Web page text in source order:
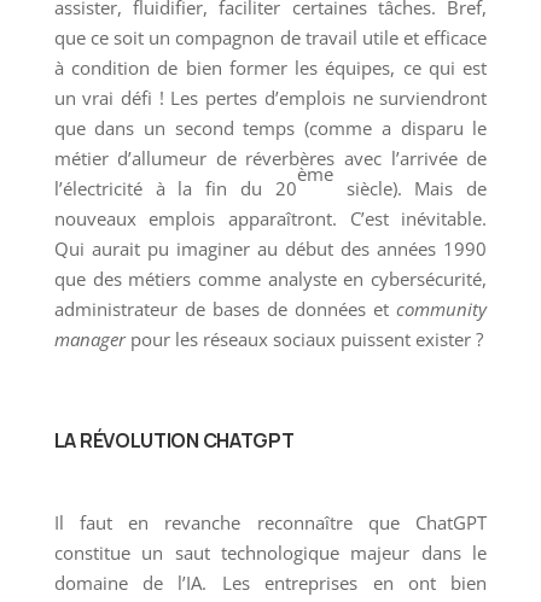
assister, fluidifier, faciliter certaines tâches. Bref,
que ce soit un compagnon de travail utile et efficace
à condition de bien former les équipes, ce qui est
un vrai défi ! Les pertes d’emplois ne surviendront
que dans un second temps (comme a disparu le
métier d’allumeur de réverbères avec l’arrivée de
l’électricité à la fin du 20
ème
siècle). Mais de
nouveaux emplois apparaîtront. C’est inévitable.
Qui aurait pu imaginer au début des années 1990
que des métiers comme analyste en cybersécurité,
administrateur de bases de données etcommunity
managerpour les réseaux sociaux puissent exister ?
LA RÉVOLUTION CHATGPT
Il faut en revanche reconnaître que ChatGPT
constitue un saut technologique majeur dans le
domaine de l’IA. Les entreprises en ont bien